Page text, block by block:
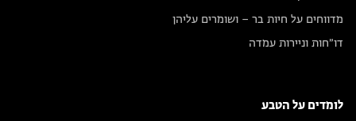
מדווחים על חיות בר – ושומרים עליהן
דו״חות וניירות עמדה
לומדים על הטבע